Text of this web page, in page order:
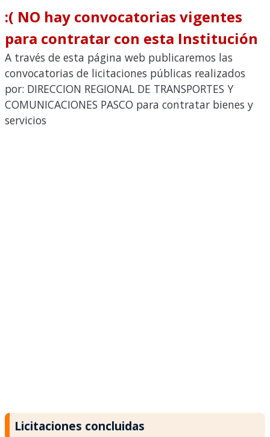
:( NO hay convocatorias vigentes
para contratar con esta Institución
A través de esta página web publicaremos las
convocatorias de licitaciones públicas realizados
por: DIRECCION REGIONAL DE TRANSPORTES Y
COMUNICACIONES PASCO para contratar bienes y
servicios
Licitaciones concluidas